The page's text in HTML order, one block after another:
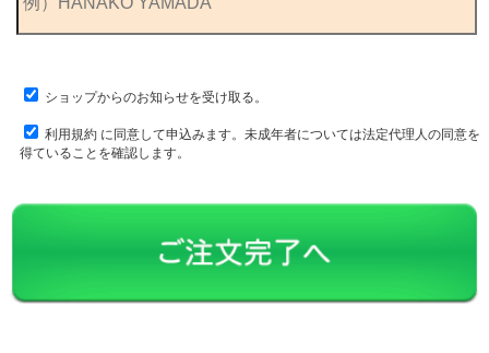
ショップからのお知らせを受け取る。
利用規約に同意して申込みます。未成年者については法定代理人の同意を
得ていることを確認します。